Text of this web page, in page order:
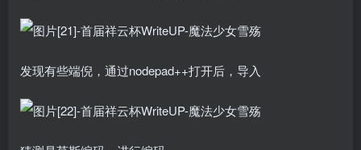
发现有些端倪，通过nodepad++打开后，导入